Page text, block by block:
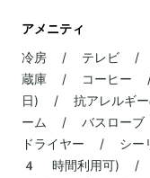
アメニティ
冷房 / テレビ /
蔵庫 / コーヒー /
日) / 抗アレルギ
ーム / バスロー
ドライヤー / シ
4 時間利用可)